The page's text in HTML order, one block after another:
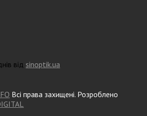
від sinoptik.ua
Всі права захищені. Розроблено